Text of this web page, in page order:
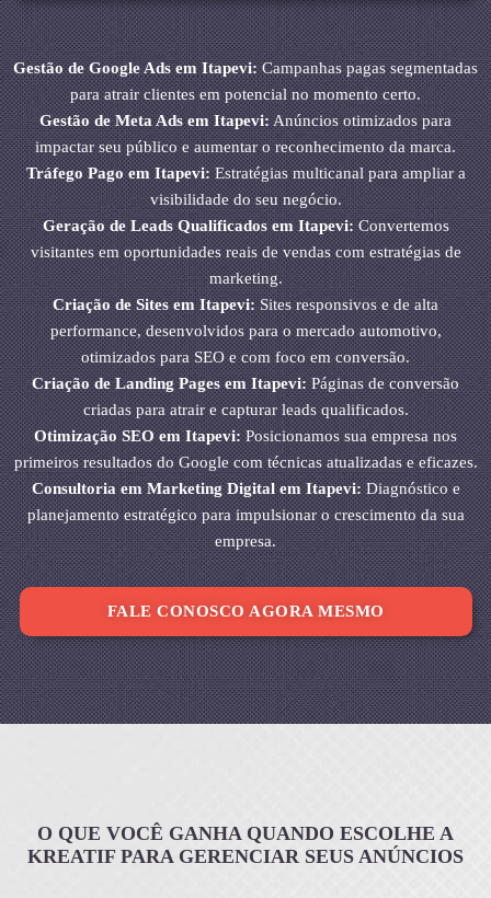
Gestão de Google Ads em Itapevi:Campanhas pagas segmentadas
para atrair clientes em potencial no momento certo.
Gestão de Meta Ads em Itapevi:Anúncios otimizados para
impactar seu público e aumentar o reconhecimento da marca.
Tráfego Pago em Itapevi:Estratégias multicanal para ampliar a
visibilidade do seu negócio.
Geração de Leads Qualificados em Itapevi:Convertemos
visitantes em oportunidades reais de vendas com estratégias de
marketing.
Criação de Sites em Itapevi:Sites responsivos e de alta
performance, desenvolvidos para o mercado automotivo,
otimizados para SEO e com foco em conversão.
Criação de Landing Pages em Itapevi:Páginas de conversão
criadas para atrair e capturar leads qualificados.
Otimização SEO em Itapevi:Posicionamos sua empresa nos
primeiros resultados do Google com técnicas atualizadas e eficazes.
Consultoria em Marketing Digital em Itapevi:Diagnóstico e
planejamento estratégico para impulsionar o crescimento da sua
empresa.
FALE CONOSCO AGORA MESMO
O QUE VOCÊ GANHA QUANDO ESCOLHE A
KREATIF PARA GERENCIAR SEUS ANÚNCIOS